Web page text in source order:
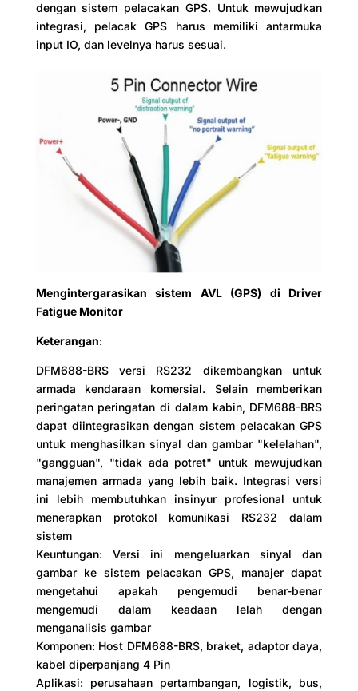
dengan sistem pelacakan GPS. Untuk mewujudkan
integrasi, pelacak GPS harus memiliki antarmuka
input IO, dan levelnya harus sesuai.
Mengintergarasikan sistem AVL (GPS) di Driver
Fatigue Monitor
Keterangan:
DFM688-BRS versi RS232 dikembangkan untuk
armada kendaraan komersial. Selain memberikan
peringatan peringatan di dalam kabin, DFM688-BRS
dapat diintegrasikan dengan sistem pelacakan GPS
untuk menghasilkan sinyal dan gambar "kelelahan",
"gangguan", "tidak ada potret" untuk mewujudkan
manajemen armada yang lebih baik. Integrasi versi
ini lebih membutuhkan insinyur profesional untuk
menerapkan protokol komunikasi RS232 dalam
sistem
Keuntungan: Versi ini mengeluarkan sinyal dan
gambar ke sistem pelacakan GPS, manajer dapat
mengetahui apakah pengemudi benar-benar
mengemudi dalam keadaan lelah dengan
menganalisis gambar
Komponen: Host DFM688-BRS, braket, adaptor daya,
kabel diperpanjang 4 Pin
Aplikasi: perusahaan pertambangan, logistik, bus,